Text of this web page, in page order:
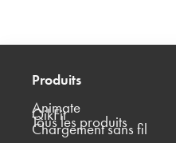
Produits
Animate
QikFit
Tous les produits
Chargement sans fil